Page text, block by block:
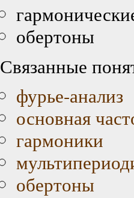
обертоны
Связанные
фурье-анализ
основная
гармоники
обертоны